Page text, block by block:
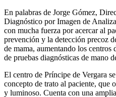
En palabras de Jorge Gómez,
Diagnóstico por Imagen de
con mucha fuerza por acercar al
prevención y la detección precoz
de mama, aumentando los centros
de pruebas diagnósticas de mano
El centro de Príncipe de Vergara
concepto de trato al paciente, que
y luminoso. Cuenta con una